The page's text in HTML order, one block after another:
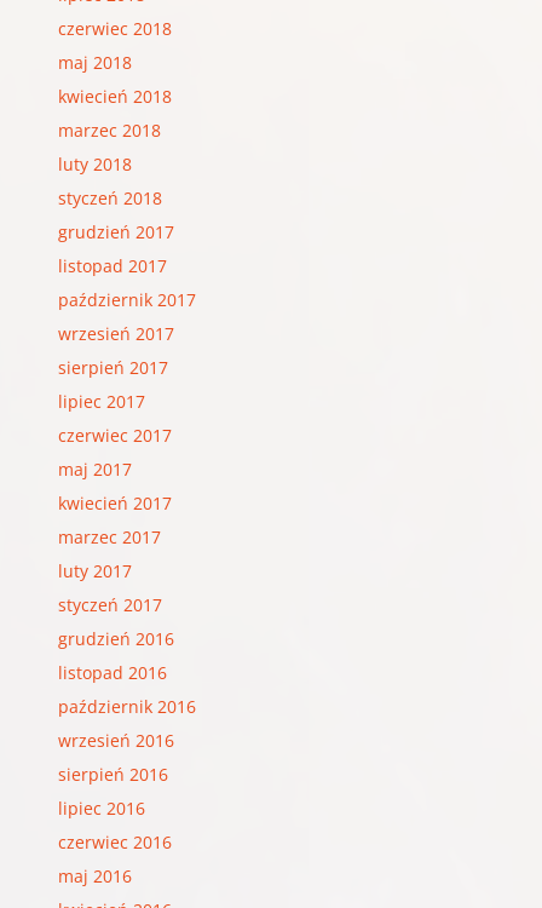
czerwiec 2018
maj 2018
kwiecień 2018
marzec 2018
luty 2018
styczeń 2018
grudzień 2017
listopad 2017
październik 2017
wrzesień 2017
sierpień 2017
lipiec 2017
czerwiec 2017
maj 2017
kwiecień 2017
marzec 2017
luty 2017
styczeń 2017
grudzień 2016
listopad 2016
październik 2016
wrzesień 2016
sierpień 2016
lipiec 2016
czerwiec 2016
maj 2016